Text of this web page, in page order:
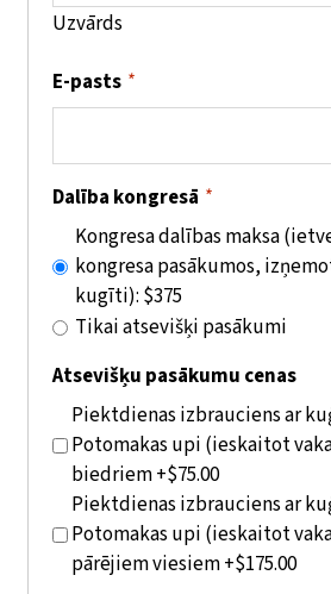
Uzvārds
E-pasts *
Dalība kongresā *
Kongresa dalības maksa
kongresa pasākumos,
kugīti): $375
Tikai atsevišķi pasākumi
Atsevišķu pasākumu cenas
Piektdienas izbrauciens ar
Potomakas upi (ieskaitot
biedriem+$75.00
Piektdienas izbrauciens ar
Potomakas upi (ieskaitot
pārējiem viesiem+$175.00